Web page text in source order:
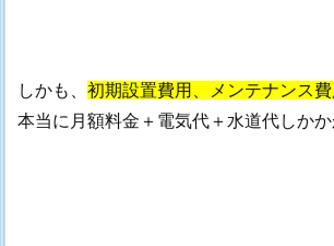
しかも、 初期設置費用、メンテナンス
本当に月額料金＋電気代＋水道代しかか